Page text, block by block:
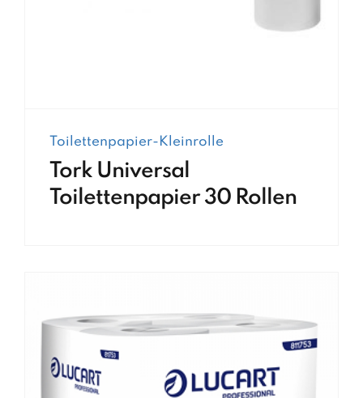
Toilettenpapier-Kleinrolle
Tork Universal
Toilettenpapier 30 Rollen